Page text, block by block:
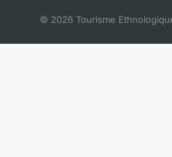
© 2026 Tourisme